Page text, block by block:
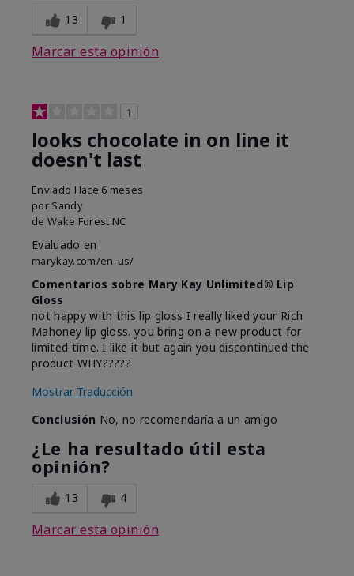
13 1
Marcar esta opinión
1
looks chocolate in on line it
doesn't last
Enviado Hace 6 meses
por Sandy
de Wake Forest NC
Evaluado en
marykay.com/en-us/
Comentarios sobre Mary Kay Unlimited® Lip
Gloss
not happy with this lip gloss I really liked your Rich
Mahoney lip gloss. you bring on a new product for
limited time. I like it but again you discontinued the
product WHY?????
Mostrar Traducción
Conclusión No, no recomendaría a un amigo
¿Le ha resultado útil esta
opinión?
13 4
Marcar esta opinión